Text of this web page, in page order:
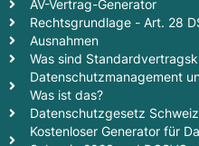
AV-Vertrag-Generator
Rechtsgrundlage - Art. 28
Ausnahmen
Was sind
Datenschutzmanagement
Was ist das?
Datenschutzgesetz
Kostenloser Generator für